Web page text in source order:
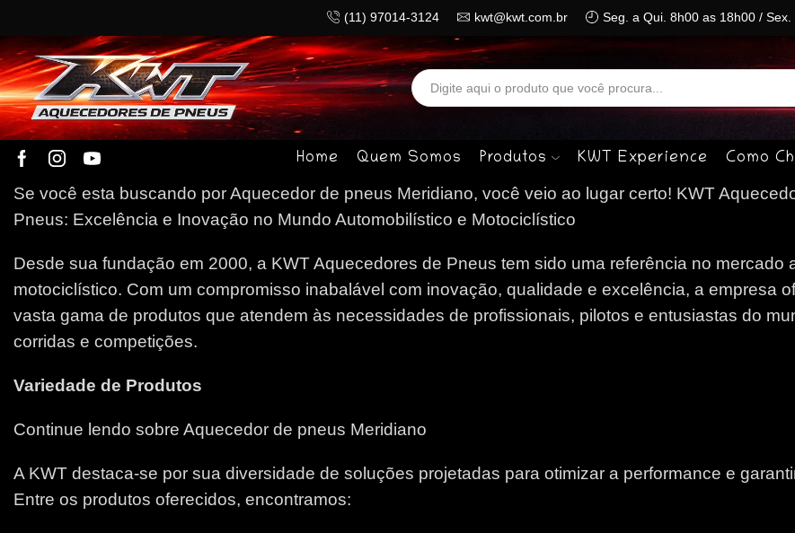
(11) 97014-3124 kwt@kwt.com.br Seg. a Qui. 8h00 as 18h00 /
Search
input
Home Quem Somos Produtos KWT Experience Como
Se você esta buscando por Aquecedor de pneus Meridiano, você veio ao lugar certo! KWT
Pneus: Excelência e Inovação no Mundo Automobilístico e Motociclístico
Desde sua fundação em 2000, a KWT Aquecedores de Pneus tem sido uma referência no mercado
motociclístico. Com um compromisso inabalável com inovação, qualidade e excelência, a empresa
vasta gama de produtos que atendem às necessidades de profissionais, pilotos e entusiastas do
corridas e competições.
Variedade de Produtos
Continue lendo sobre Aquecedor de pneus Meridiano
A KWT destaca-se por sua diversidade de soluções projetadas para otimizar a performance e
Entre os produtos oferecidos, encontramos: